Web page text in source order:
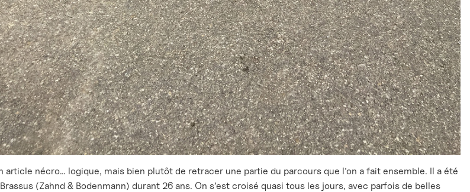
article nécro… logique, mais bien plutôt de retracer une partie du parcours que l’on a fait ensemble. Il a été
(Zahnd & Bodenmann) durant 26 ans. On s’est croisé quasi tous les jours, avec parfois de belles